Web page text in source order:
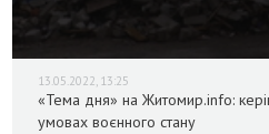
13.05.2022, 13:25
«Тема дня» на Житомир.info:
умовах воєнного стану